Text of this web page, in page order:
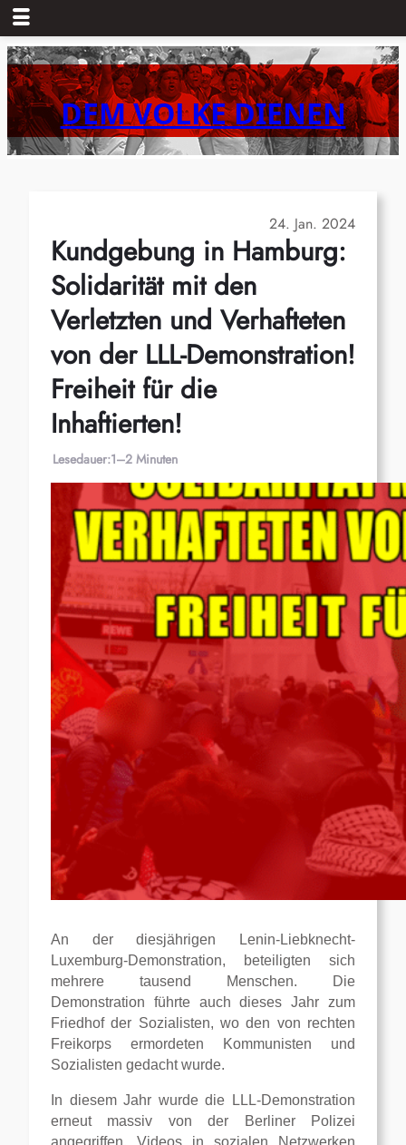
Zum
Inhalt
springenDEM VOLKE DIENEN
24. Jan. 2024
Kundgebung in Hamburg:
Solidarität mit den
Verletzten und Verhafteten
von der LLL-Demonstration!
Freiheit für die
Inhaftierten!
Lesedauer:1–2 Minuten
An der diesjährigen Lenin-Liebknecht-
Luxemburg-Demonstration, beteiligten sich
mehrere tausend Menschen. Die
Demonstration führte auch dieses Jahr zum
Friedhof der Sozialisten, wo den von rechten
Freikorps ermordeten Kommunisten und
Sozialisten gedacht wurde.
In diesem Jahr wurde die LLL-Demonstration
erneut massiv von der Berliner Polizei